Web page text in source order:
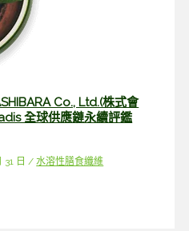
Co., Ltd.(株式會
全球供應鏈永續評鑑
31 日/水溶性膳食纖維